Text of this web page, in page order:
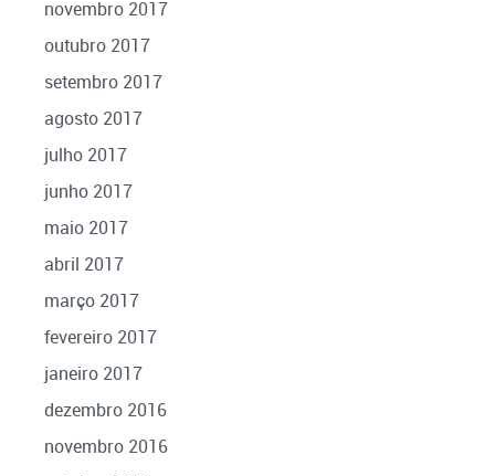
novembro 2017
outubro 2017
setembro 2017
agosto 2017
julho 2017
junho 2017
maio 2017
abril 2017
março 2017
fevereiro 2017
janeiro 2017
dezembro 2016
novembro 2016